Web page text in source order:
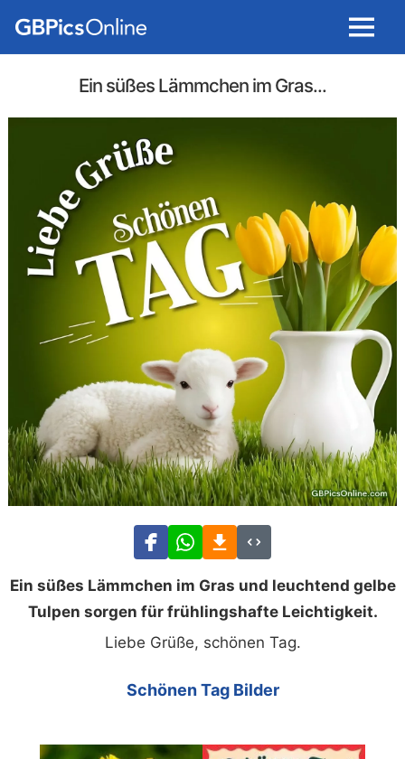
Menu
Ein süßes Lämmchen im Gras...
Ein süßes Lämmchen im Gras und leuchtend gelbe
Tulpen sorgen für frühlingshafte Leichtigkeit.
Liebe Grüße, schönen Tag.
Schönen Tag Bilder